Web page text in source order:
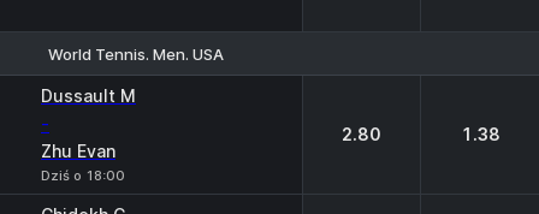
World Tennis. Men. USA
Dussault M
-
Zhu Evan
Dziś o 18:00
2.80 1.38